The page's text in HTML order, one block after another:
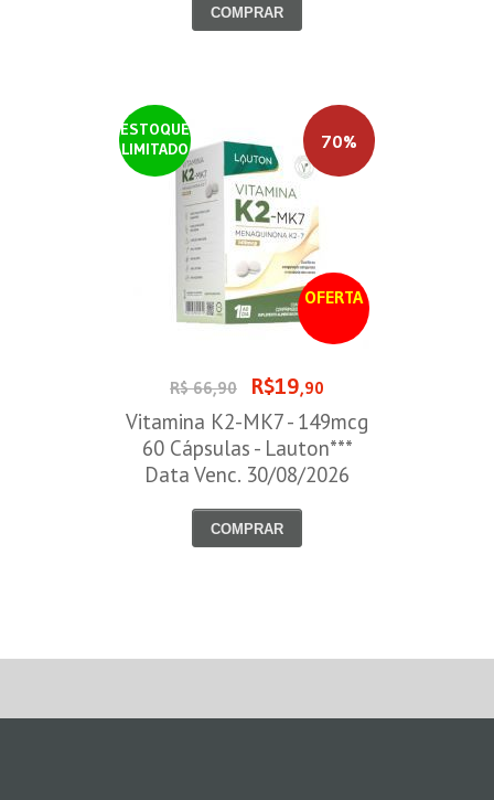
COMPRAR
ESTOQUE
LIMITADO
OFERTA
70%
R$ 66,90 R$19,90
Vitamina K2-MK7 - 149mcg
60 Cápsulas - Lauton***
Data Venc. 30/08/2026
COMPRAR